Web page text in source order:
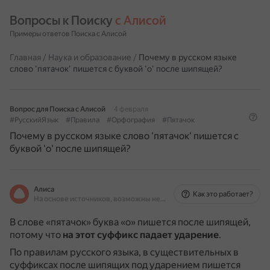
Вопросы к Поиску с Алисой
Примеры ответов Поиска с Алисой
Главная / Наука и образование / Почему в русском языке
слово 'пятачок' пишется с буквой 'о' после шипящей?
Вопрос для Поиска с Алисой
4 февраля
#РусскийЯзык
#Правила #Орфография #Пятачок
Почему в русском языке слово 'пятачок' пишется с
буквой 'о' после шипящей?
Алиса
На основе источников, возможны неточности
Как это работает?
В слове «пятачок» буква «о» пишется после шипящей,
потому что на этот суффикс падает ударение.
По правилам русского языка, в существительных в
суффиксах после шипящих под ударением пишется